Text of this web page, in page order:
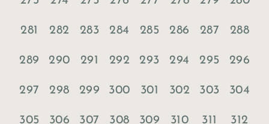
281 282 283 284 285 286 287 288
289 290 291 292 293 294 295 296
297 298 299 300 301 302 303 304
305 306 307 308 309 310 311 312